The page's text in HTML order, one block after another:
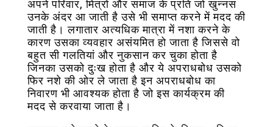
अपने परिवार, मित्रों और समाज के प्रति जो खुन्नस
उनके अंदर आ जाती है उसे भी समाप्त करने में मदद की
जाती है। लगातार अत्यधिक मात्रा में नशा करने के
कारण उसका व्यवहार असंयमित हो जाता है जिससे वो
बहुत सी गलतियां और नुकसान कर चुका होता है
जिनका उसको दुःख होता है और ये अपराधबोध उसको
फिर नशे की ओर ले जाता है इन अपराधबोध का
निवारण भी आवश्यक होता है जो इस कार्यक्रम की
मदद से करवाया जाता है।